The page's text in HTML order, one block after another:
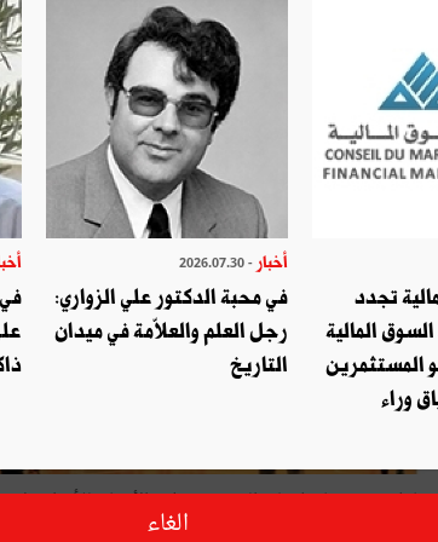
بدني يحافظ على الصحة ويطور الأذهان للأفراد؛ بل
تجدد
المالية
المستثمرين
وراء
أخبار - 2026.07.30
في محبة الدكتور علي الزواري:
رجل العلم والعلاّمة في ميدان
التاريخ
في
الغاء